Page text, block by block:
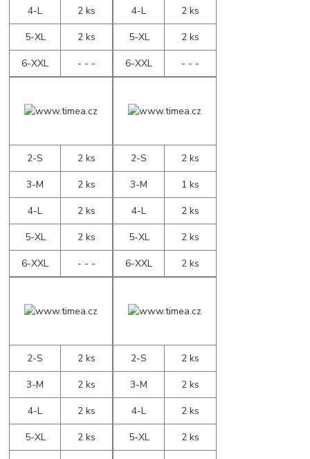
4-L
2 ks
5-XL
2 ks
6-XXL
- - -
4-L
2 ks
5-XL
2 ks
6-XXL
- - -
2-S
2 ks
3-M
2 ks
4-L
2 ks
5-XL
2 ks
6-XXL
- - -
2-S
2 ks
3-M
1 ks
4-L
2 ks
5-XL
2 ks
6-XXL
2 ks
2-S
2 ks
3-M
2 ks
4-L
2 ks
5-XL
2 ks
2-S
2 ks
3-M
2 ks
4-L
2 ks
5-XL
2 ks